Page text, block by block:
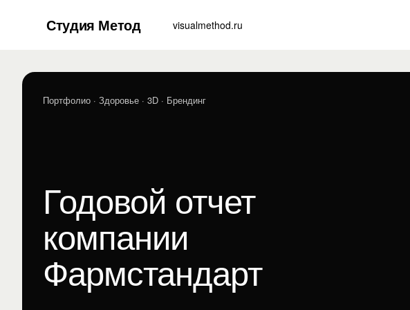
Студия Метод visualmethod.ru
Портфолио · Здоровье · 3D · Брендинг
Годовой отчет
компании
Фармстандарт